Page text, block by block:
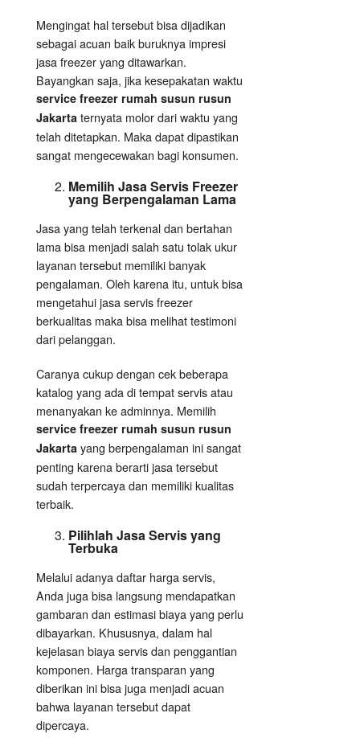
Mengingat hal tersebut bisa dijadikan
sebagai acuan baik buruknya impresi
jasa freezer yang ditawarkan.
Bayangkan saja, jika kesepakatan waktu
service freezer rumah susun rusun
Jakarta ternyata molor dari waktu yang
telah ditetapkan. Maka dapat dipastikan
sangat mengecewakan bagi konsumen.
Memilih Jasa Servis Freezer
yang Berpengalaman Lama
Jasa yang telah terkenal dan bertahan
lama bisa menjadi salah satu tolak ukur
layanan tersebut memiliki banyak
pengalaman. Oleh karena itu, untuk bisa
mengetahui jasa servis freezer
berkualitas maka bisa melihat testimoni
dari pelanggan.
Caranya cukup dengan cek beberapa
katalog yang ada di tempat servis atau
menanyakan ke adminnya. Memilih
service freezer rumah susun rusun
Jakarta yang berpengalaman ini sangat
penting karena berarti jasa tersebut
sudah terpercaya dan memiliki kualitas
terbaik.
Pilihlah Jasa Servis yang
Terbuka
Melalui adanya daftar harga servis,
Anda juga bisa langsung mendapatkan
gambaran dan estimasi biaya yang perlu
dibayarkan. Khususnya, dalam hal
kejelasan biaya servis dan penggantian
komponen. Harga transparan yang
diberikan ini bisa juga menjadi acuan
bahwa layanan tersebut dapat
dipercaya.